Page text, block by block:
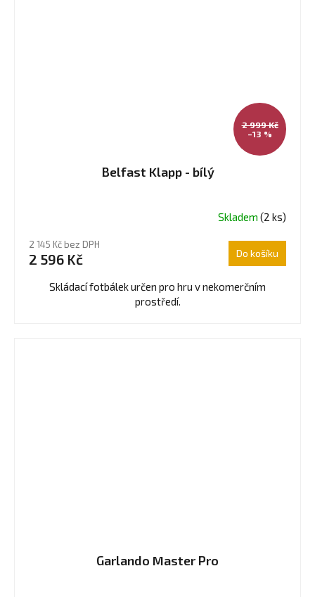
2 999 Kč
–13 %
Belfast Klapp - bílý
produktu
je
Skladem(2 ks)
2 145 Kč bez DPH
2 596 Kč Do košíku
Skládací fotbálek určen pro hru v nekomerčním
prostředí.
Garlando Master Pro